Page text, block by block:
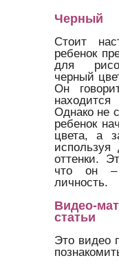
Черный
Стоит
ребенок
для
черный
Он
Однако не
ребенок
цвета, а
используя
оттенки.
что он –
личность.
Видео-
статьи
Это видео